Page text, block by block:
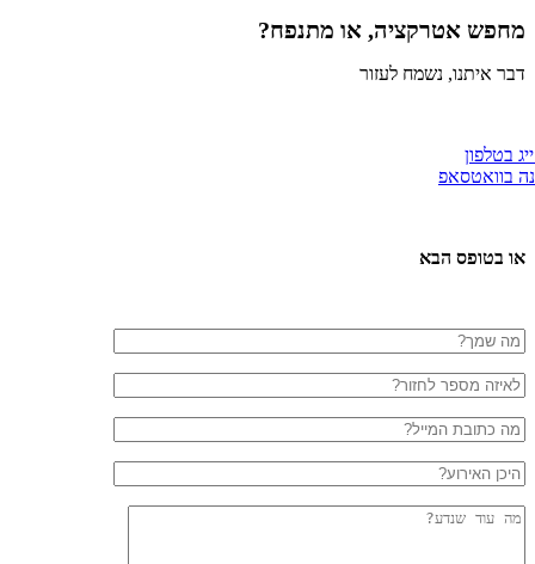
אטרקציה, או מתנפח?
איתנו, נשמח לעזור
בטופס הבא